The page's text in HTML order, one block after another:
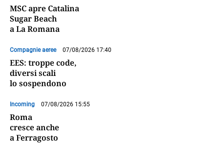
MSC apre Catalina
Sugar Beach
a La Romana
Compagnie aeree 07/08/2026 17:40
EES: troppe code,
diversi scali
lo sospendono
Incoming 07/08/2026 15:55
Roma
cresce anche
a Ferragosto